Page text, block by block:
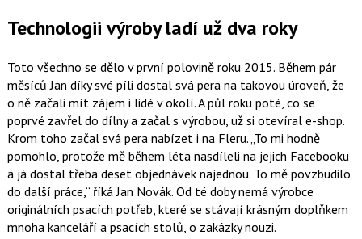
Technologii výroby ladí už dva roky
Toto všechno se dělo v první polovině roku 2015. Během pár
měsíců Jan díky své píli dostal svá pera na takovou úroveň, že
o ně začali mít zájem i lidé v okolí. A půl roku poté, co se
poprvé zavřel do dílny a začal s výrobou, už si otevíral e-shop.
Krom toho začal svá pera nabízet i na Fleru. To mi hodně
pomohlo, protože mě během léta nasdíleli na jejich Facebooku
a já dostal třeba deset objednávek najednou. To mě povzbudilo
do další práce, říká Jan Novák. Od té doby nemá výrobce
originálních psacích potřeb, které se stávají krásným doplňkem
mnoha kanceláří a psacích stolů, o zakázky nouzi.